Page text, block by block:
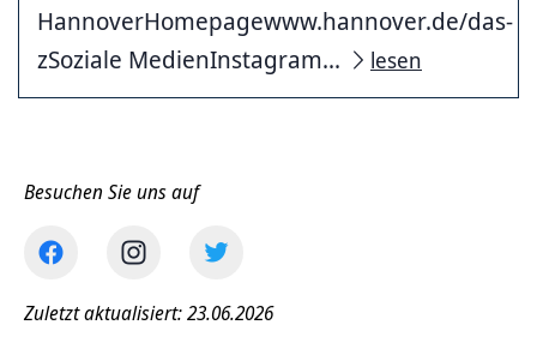
HannoverHomepagewww.hannover.de/das-
zSoziale MedienInstagram...
lesen
Besuchen Sie uns auf
Zuletzt aktualisiert: 23.06.2026